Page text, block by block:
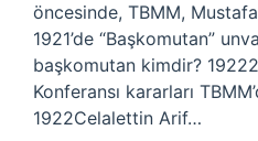
öncesinde, TBMM,
1921’de “Başkomutan”
başkomutan kimdir?
Konferansı kararları
1922Celalettin Arif…